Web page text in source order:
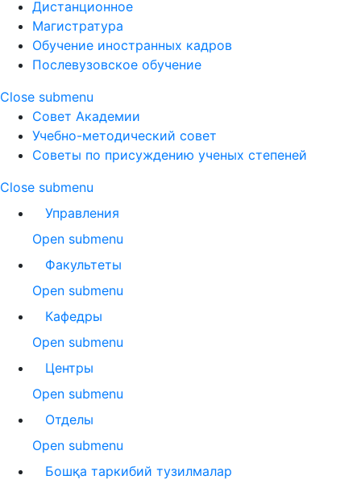
Дистанционное
Магистратура
Обучение иностранных кадров
Послевузовское обучение
Close submenu
Совет Академии
Учебно-методический совет
Советы по присуждению ученых степеней
Close submenu
Управления
Open submenu
Факультеты
Open submenu
Кафедры
Open submenu
Центры
Open submenu
Отделы
Open submenu
Бошқа таркибий тузилмалар